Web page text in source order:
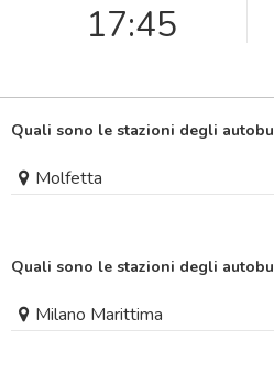
17:45
Quali sono le stazioni degli
Molfetta
Quali sono le stazioni degli
Milano Marittima